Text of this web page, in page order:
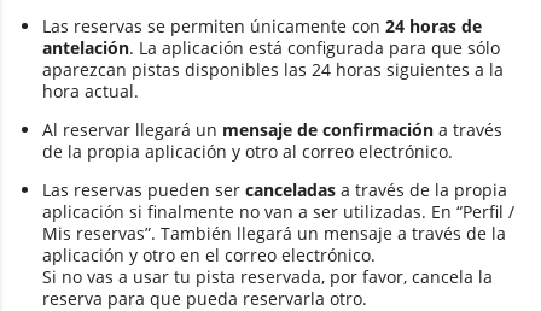
Las reservas se permiten únicamente con 24 horas de
antelación. La aplicación está configurada para que sólo
aparezcan pistas disponibles las 24 horas siguientes a la
hora actual.
Al reservar llegará un mensaje de confirmación a través
de la propia aplicación y otro al correo electrónico.
Las reservas pueden ser canceladas a través de la propia
aplicación si finalmente no van a ser utilizadas. En “Perfil /
Mis reservas”. También llegará un mensaje a través de la
aplicación y otro en el correo electrónico.
Si no vas a usar tu pista reservada, por favor, cancela la
reserva para que pueda reservarla otro.